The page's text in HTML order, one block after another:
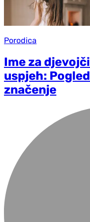
Porodica
Ime za
uspjeh:
značenje